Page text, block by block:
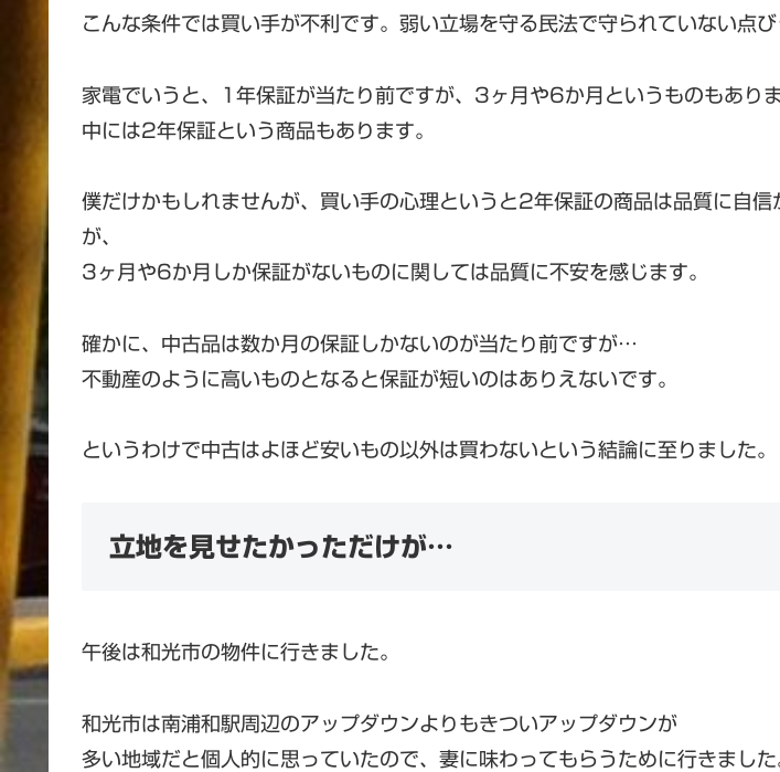
こんな条件では買い手が不利です。弱い立場を守る民法で守られていない点び
家電でいうと、1年保証が当たり前ですが、3ヶ月や6か月というものもありま
中には2年保証という商品もあります。
僕だけかもしれませんが、買い手の心理というと2年保証の商品は品質に自信
が、
3ヶ月や6か月しか保証がないものに関しては品質に不安を感じます。
確かに、中古品は数か月の保証しかないのが当たり前ですが…
不動産のように高いものとなると保証が短いのはありえないです。
というわけで中古はよほど安いもの以外は買わないという結論に至りました。
立地を見せたかっただけが…
午後は和光市の物件に行きました。
和光市は南浦和駅周辺のアップダウンよりもきついアップダウンが
多い地域だと個人的に思っていたので、妻に味わってもらうために行きました